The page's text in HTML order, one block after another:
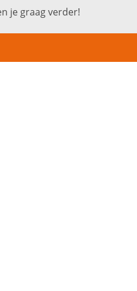
je graag verder!